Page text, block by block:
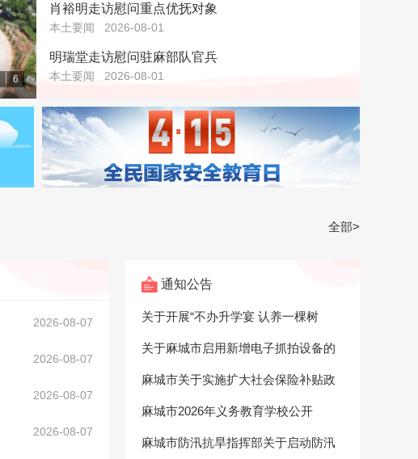
6
肖裕明走访慰问重点优抚对象
本土要闻 2026-08-01
明瑞堂走访慰问驻麻部队官兵
本土要闻 2026-08-01
全部>
2026-08-07
2026-08-07
2026-08-07
2026-08-07
通知公告
关于开展“不办升学宴 认养一棵树
关于麻城市启用新增电子抓拍设备的
麻城市关于实施扩大社会保险补贴政
麻城市2026年义务教育学校公开
麻城市防汛抗旱指挥部关于启动防汛